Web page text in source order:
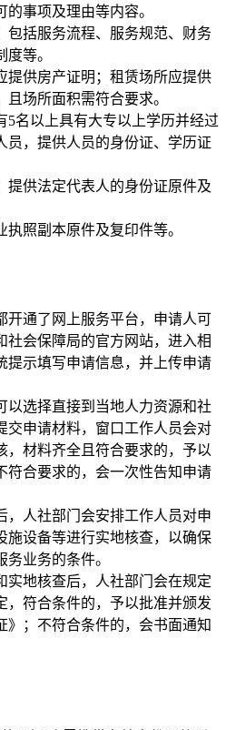
事项及理由等内容。
包括服务流程、服务规范、财务
等。
提供房产证明；租赁场所应提供
场所面积需符合要求。
5名以上具有大专以上学历并经过
员，提供人员的身份证、学历证
提供法定代表人的身份证原件及
执照副本原件及复印件等。
开通了网上服务平台，申请人可
社会保障局的官方网站，进入相
提示填写申请信息，并上传申请
以选择直接到当地人力资源和社
交申请材料，窗口工作人员会对
，材料齐全且符合要求的，予以
符合要求的，会一次性告知申请
，人社部门会安排工作人员对申
施设备等进行实地核查，以确保
业务的条件。
实地核查后，人社部门会在规定
，符合条件的，予以批准并颁发
》；不符合条件的，会书面通知